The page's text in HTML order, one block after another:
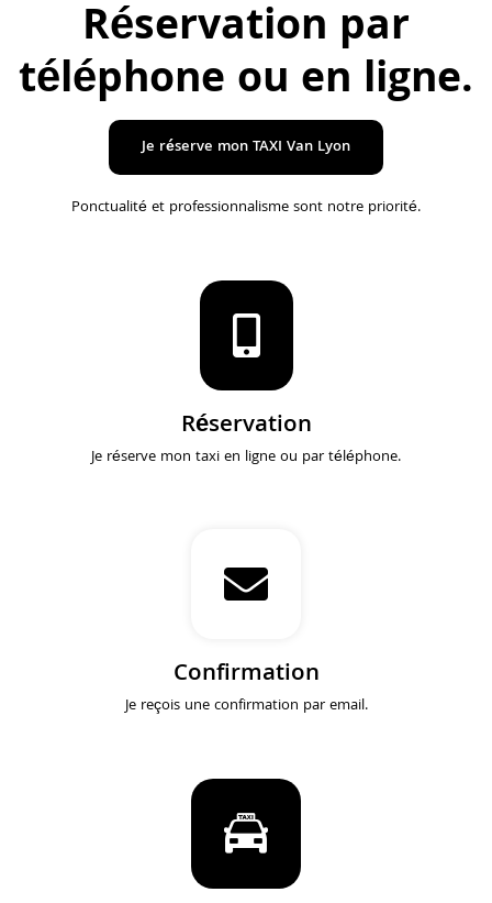
Réservation par
téléphone ou en ligne.
Je réserve mon TAXI Van Lyon
Ponctualité et professionnalisme sont notre priorité.
Réservation
Je réserve mon taxi en ligne ou par téléphone.
Confirmation
Je reçois une confirmation par email.